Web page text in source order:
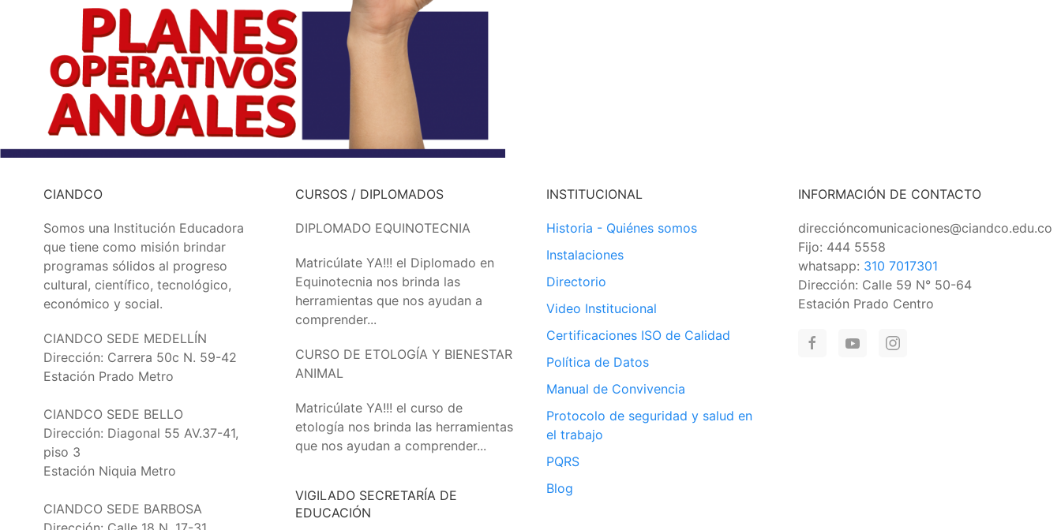
CIANDCO
Somos una Institución Educadora
que tiene como misión brindar
programas sólidos al progreso
cultural, científico, tecnológico,
económico y social.
CIANDCO SEDE MEDELLÍN
Dirección: Carrera 50c N. 59-42
Estación Prado Metro
CIANDCO SEDE BELLO
Dirección: Diagonal 55 AV.37-41,
piso 3
Estación Niquia Metro
CIANDCO SEDE BARBOSA
CURSOS / DIPLOMADOS
DIPLOMADO EQUINOTECNIA
Matricúlate YA!!! el Diplomado en
Equinotecnia nos brinda las
herramientas que nos ayudan a
comprender...
CURSO DE ETOLOGÍA Y BIENESTAR
ANIMAL
Matricúlate YA!!! el curso de
etología nos brinda las herramientas
que nos ayudan a comprender...
VIGILADO SECRETARÍA DE
EDUCACIÓN
INSTITUCIONAL
Historia - Quiénes somos
Instalaciones
Directorio
Video Institucional
Certificaciones ISO de Calidad
Política de Datos
Manual de Convivencia
Protocolo de seguridad y salud en
el trabajo
PQRS
Blog
INFORMACIÓN DE CONTACTO
direccióncomunicaciones@ciandco.edu.co
Fijo: 444 5558
whatsapp: 310 7017301
Dirección: Calle 59 N° 50-64
Estación Prado Centro